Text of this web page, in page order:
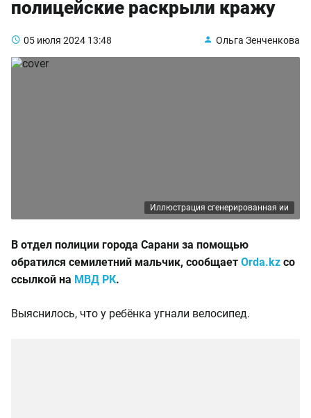
полицейские раскрыли кражу
05 июля 2024 13:48 Ольга Зенченкова
Иллюстрация сгенерированная ии
В отдел полиции города Сарани за помощью
обратился семилетний мальчик, сообщает Orda.kz со
ссылкой на МВД РК.
Выяснилось, что у ребёнка угнали велосипед.